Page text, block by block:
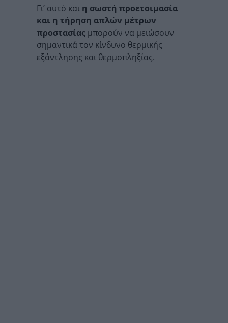
Γι’ αυτό και η σωστή προετοιμασία
και η τήρηση απλών μέτρων
προστασίας μπορούν να μειώσουν
σημαντικά τον κίνδυνο θερμικής
εξάντλησης και θερμοπληξίας.